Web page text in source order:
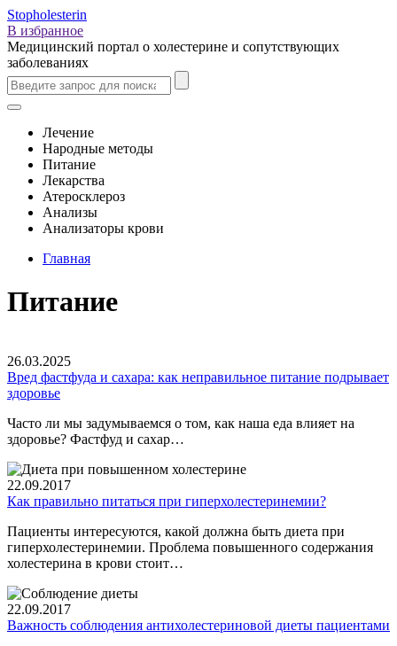
Stopholesterin
В избранное
Медицинский портал о холестерине и сопутствующих
заболеваниях
Лечение
Народные методы
Питание
Лекарства
Атеросклероз
Анализы
Анализаторы крови
Главная
Питание
26.03.2025
Вред фастфуда и сахара: как неправильное питание подрывает
здоровье
Часто ли мы задумываемся о том, как наша еда влияет на
здоровье? Фастфуд и сахар…
22.09.2017
Как правильно питаться при гиперхолестеринемии?
Пациенты интересуются, какой должна быть диета при
гиперхолестеринемии. Проблема повышенного содержания
холестерина в крови стоит…
22.09.2017
Важность соблюдения антихолестериновой диеты пациентами